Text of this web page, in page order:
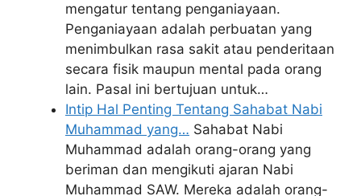
mengatur tentang penganiayaan.
Penganiayaan adalah perbuatan yang
menimbulkan rasa sakit atau penderitaan
secara fisik maupun mental pada orang
lain. Pasal ini bertujuan untuk…
Intip Hal Penting Tentang Sahabat Nabi
Muhammad yang… Sahabat Nabi
Muhammad adalah orang-orang yang
beriman dan mengikuti ajaran Nabi
Muhammad SAW. Mereka adalah orang-